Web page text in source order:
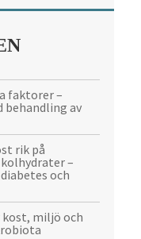
faktorer –
behandling av
rik på
–
och
miljö och